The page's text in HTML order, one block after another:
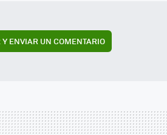
Y ENVIAR UN COMENTARIO